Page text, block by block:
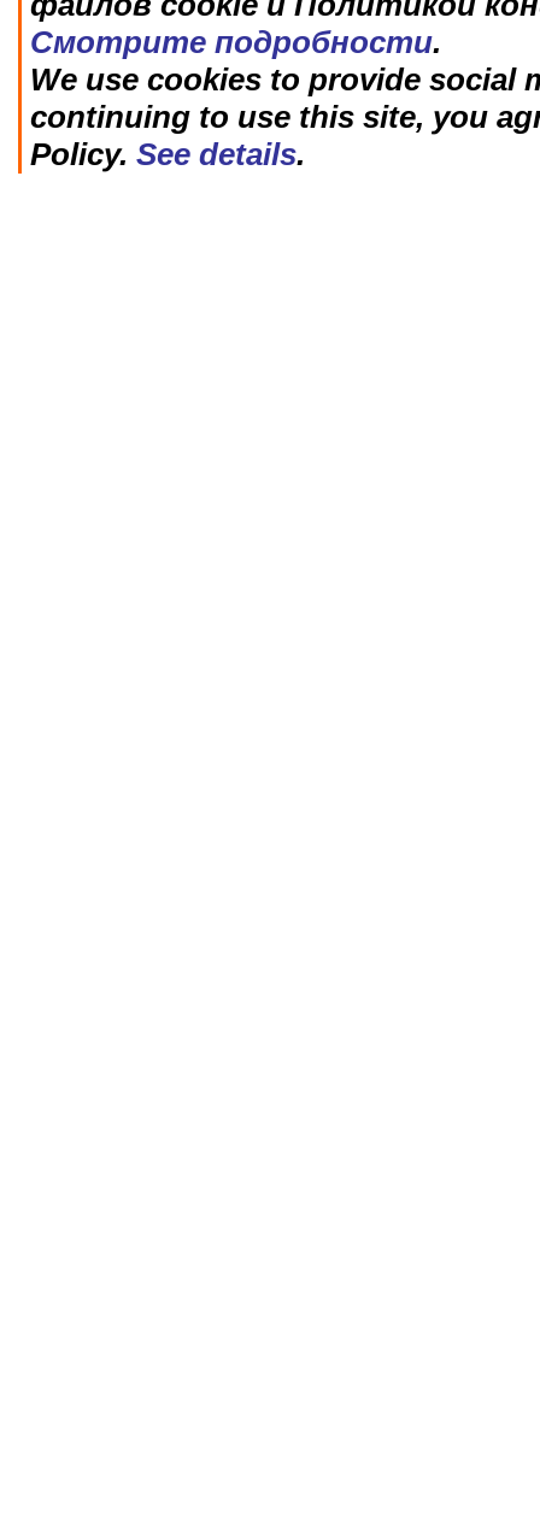
Смотрите подробности.
We use cookies to provide social
continuing to use this site, you
Policy. See details.